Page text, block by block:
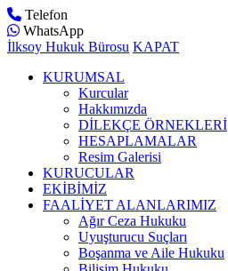
Telefon
WhatsApp
İlksoy Hukuk Bürosu KAPAT
KURUMSAL
Kurcular
Hakkımızda
DİLEKÇE ÖRNEKLERİ
HESAPLAMALAR
Resim Galerisi
KURUCULAR
EKİBİMİZ
FAALİYET ALANLARIMIZ
Ağır Ceza Hukuku
Uyuşturucu Suçları
Boşanma ve Aile Hukuku